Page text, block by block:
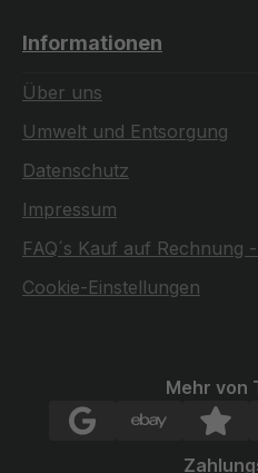
Informationen
Über uns
Umwelt und Entsorgung
Datenschutz
Impressum
FAQ´s Kauf auf Rechnung
Cookie-Einstellungen
Mehr von